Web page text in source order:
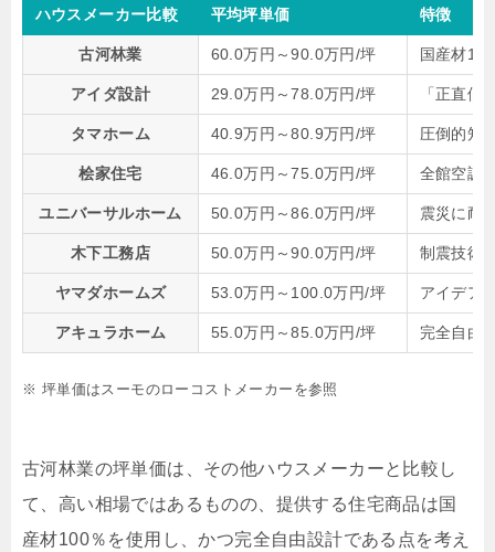
ハウスメーカー比較 平均坪単価 特徴
古河林業 60.0万円～90.0万円/坪 国産材
アイダ設計 29.0万円～78.0万円/坪 「正直価
タマホーム 40.9万円～80.9万円/坪 圧倒的知
桧家住宅 46.0万円～75.0万円/坪 全館空調
ユニバーサルホーム 50.0万円～86.0万円/坪 震災に耐
木下工務店 50.0万円～90.0万円/坪 制震技術
ヤマダホームズ 53.0万円～100.0万円/坪 アイデア
アキュラホーム 55.0万円～85.0万円/坪 完全自由
※ 坪単価はスーモのローコストメーカーを参照
古河林業の坪単価は、その他ハウスメーカーと比較し
て、高い相場ではあるものの、提供する住宅商品は国
産材100％を使用し、かつ完全自由設計である点を考え